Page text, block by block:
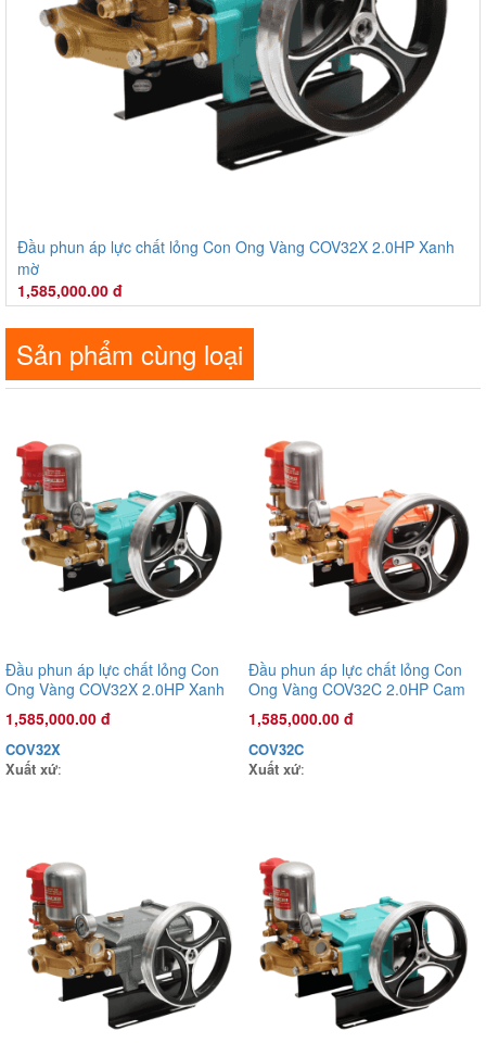
Đầu phun áp lực chất lỏng Con Ong Vàng COV32X 2.0HP Xanh
Đầu phun áp lực chất lỏng Con Ong Vàng COV32C 2.0HP Cam
1,585,000.00 đ
Sản phẩm cùng loại
Đầu phun áp lực chất lỏng Con
Ong Vàng COV32X 2.0HP Xanh
mờ
1,585,000.00 đ
COV32X
Xuất xứ:
Đầu phun áp lực chất lỏng Con
Ong Vàng COV32C 2.0HP Cam
1,585,000.00 đ
COV32C
Xuất xứ: